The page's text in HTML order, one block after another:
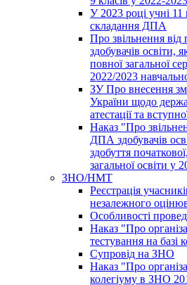
У 2023 році учні 11
складання ДПА
Про звільнення
здобувачів освіти,
повної загальної
2022/2023
ЗУ Про внесення
України щодо
атестації та
Наказ "Про
ДПА здобувачів
здобуття
загальної освіти у
ЗНО/НМТ
Реєстрація
незалежного
Особливості
Наказ "Про
тестування на базі
Супровід на ЗНО
Наказ "Про
колегіуму в ЗНО